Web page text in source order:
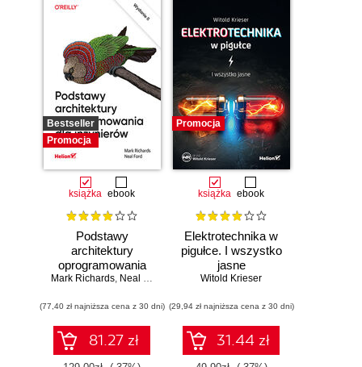
Bestseller
Promocja
książka ebook
Podstawy
architektury
oprogramowania
dla inżynierów.
Mark Richards, Neal Ford
(77,40 zł najniższa cena z 30 dni)
81.27 zł
Promocja
książka ebook
Elektrotechnika w
pigułce. I wszystko
jasne
Witold Krieser
(29,94 zł najniższa cena z 30 dni)
31.44 zł